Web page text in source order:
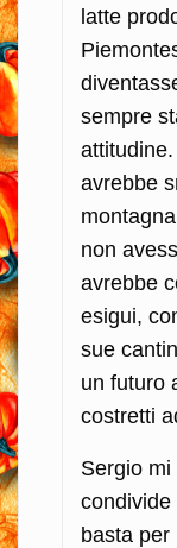
latte
sempre
avrebbe
non
avrebbe
esigui,
sue
un futuro
costretti
Sergio mi
condivide
basta per